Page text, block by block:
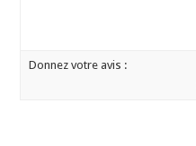
Donnez votre avis :